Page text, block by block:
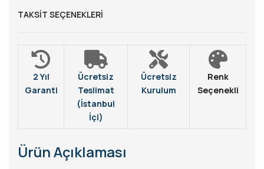
TAKSIT SEÇENEKLERI
2 Yıl
Garanti
Ücretsiz
Teslimat
(İstanbul
İçi)
Ücretsiz
Kurulum
Renk
Seçenekli
Ürün Açıklaması